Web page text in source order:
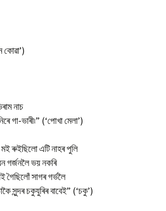
কোৱা’)
নাচ
গা-ভাৰী৷” (‘পোখা মেলা’)
মই ৰুইছিলো এটি নাহৰ পুলি
গৰ্জনলৈ ভয় নকৰি
গৈছিলোঁ সাগৰ গৰ্ভলৈ
সুন্দৰ চকুযুৰিৰ বাবেই” (‘চকু’)